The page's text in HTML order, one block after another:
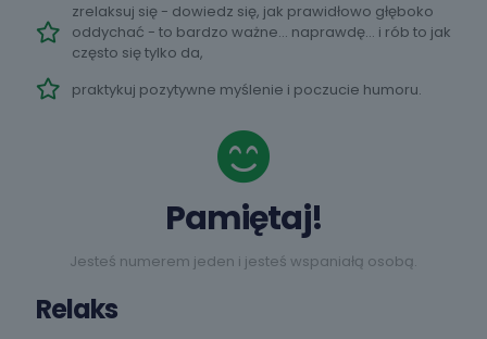
zrelaksuj się - dowiedz się, jak prawidłowo głęboko
oddychać - to bardzo ważne… naprawdę… i rób to jak
często się tylko da,
praktykuj pozytywne myślenie i poczucie humoru.
Pamiętaj!
Jesteś numerem jeden i jesteś wspaniałą osobą.
Relaks